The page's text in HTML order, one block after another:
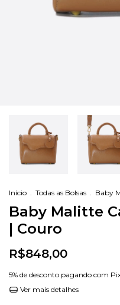
Início . Todas as Bolsas . Baby
Baby Malitte
| Couro
R$848,00
5% de desconto pagando com
Ver mais detalhes